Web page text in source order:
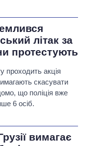
літак за
протестують
проходить акція
скасувати
що поліція вже
6 осіб.
вимагає